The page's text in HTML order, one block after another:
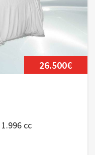
26.500€
1.996 cc